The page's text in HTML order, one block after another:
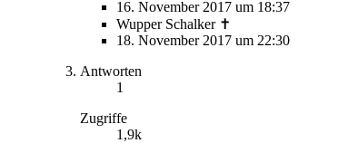
16. November 2017 um 18:37
Wupper Schalker ✝
18. November 2017 um 22:30
Antworten
1
Zugriffe
1,9k